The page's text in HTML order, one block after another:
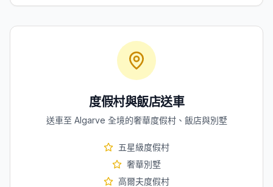
度假村與飯店送車
送車至 Algarve 全境的奢華度假村、飯店與別墅
五星級度假村
奢華別墅
高爾夫度假村